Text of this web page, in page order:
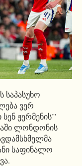
საპასუხო
ვერ
ჟერმენის’’
ლონდონის
საფინალო